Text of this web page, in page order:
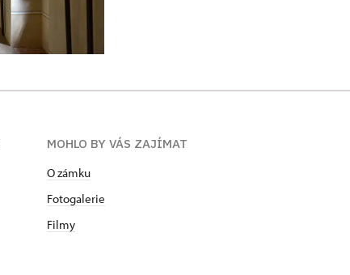
MOHLO BY VÁS ZAJÍMAT
O zámku
Fotogalerie
Filmy